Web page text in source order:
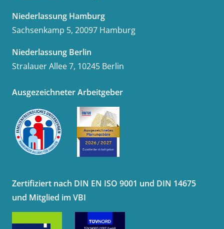
Niederlassung Hamburg
Sachsenkamp 5, 20097 Hamburg
Niederlassung Berlin
Stralauer Allee 7, 10245 Berlin
Ausgezeichneter Arbeitgeber
Zertifiziert nach DIN EN ISO 9001 und DIN 14675
und Mitglied im VBI